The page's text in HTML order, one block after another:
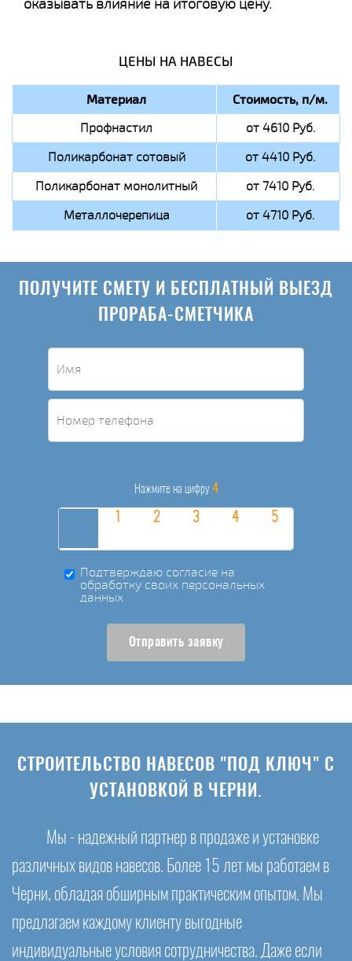
оказывать влияние на итоговую цену.
ЦЕНЫ НА НАВЕСЫ
Материал Стоимость, п/м.
Профнастил
от 4610 Руб.
Поликарбонат сотовый
от 4410 Руб.
Поликарбонат монолитный
от 7410 Руб.
Металлочерепица
от 4710 Руб.
ПОЛУЧИТЕ СМЕТУ И БЕСПЛАТНЫЙ ВЫЕЗД
ПРОРАБА-СМЕТЧИКА
Нажмите на цифру 4
Подтверждаю согласие на
обработку своих персональных
данных
Отправить заявку
СТРОИТЕЛЬСТВО НАВЕСОВ "ПОД КЛЮЧ" С
УСТАНОВКОЙ В ЧЕРНИ.
Мы - надежный партнер в продаже и установке
различных видов навесов. Более 15 лет мы работаем в
Черни, обладая обширным практическим опытом. Мы
предлагаем каждому клиенту выгодные
индивидуальные условия сотрудничества. Даже если